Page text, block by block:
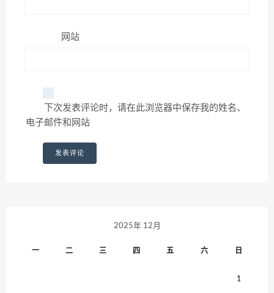
网站
下次发表评论时，请在此浏览器中保存我的姓名、
电子邮件和网站
2025年 12月
一 二 三 四 五 六 日
1